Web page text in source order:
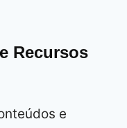
Recursos
e